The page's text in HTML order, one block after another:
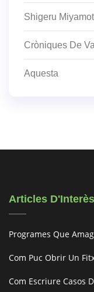
Shigeru
Cròniques De
Aquesta
Articles D'Interès
Programes Que
Com Puc Obrir Un
Com Escriure Casos